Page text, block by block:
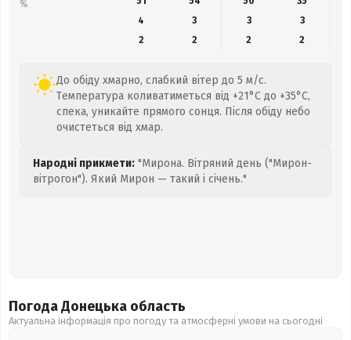
%
4
3 3
3
2
2 2 2
До обіду хмарно, слабкий вітер до 5 м/с.
Температура коливатиметься від +21°C до +35°C,
спека, уникайте прямого сонця. Після обіду небо
очистеться від хмар.
Народні прикмети: "Мирона. Вітряний день ("Мирон-
вітрогон"). Який Мирон — такий і січень."
Погода Донецька область
Актуальна інформація про погоду та атмосферні умови на сьогодні